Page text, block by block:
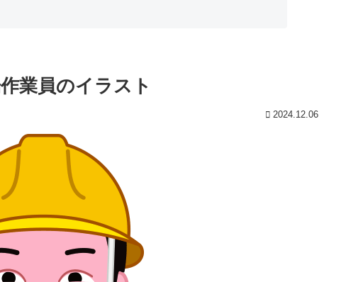
業員のイラスト
2024.12.06